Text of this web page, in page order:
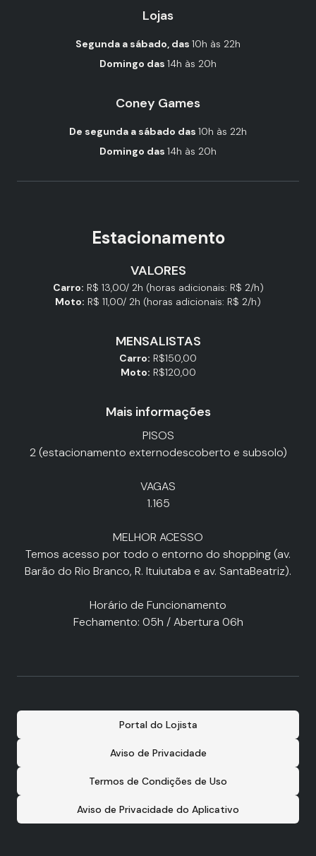
Lojas
Segunda a sábado, das 10h às 22h
Domingo das 14h às 20h
Coney Games
De segunda a sábado das 10h às 22h
Domingo das 14h às 20h
Estacionamento
VALORES
Carro: R$ 13,00/ 2h (horas adicionais: R$ 2/h)
Moto: R$ 11,00/ 2h (horas adicionais: R$ 2/h)
MENSALISTAS
Carro: R$150,00
Moto: R$120,00
Mais informações
PISOS
2 (estacionamento externodescoberto e subsolo)
VAGAS
1.165
MELHOR ACESSO
Temos acesso por todo o entorno do shopping (av.
Barão do Rio Branco, R. Ituiutaba e av. SantaBeatriz).
Horário de Funcionamento
Fechamento: 05h / Abertura 06h
Portal do Lojista
Aviso de Privacidade
Termos de Condições de Uso
Aviso de Privacidade do Aplicativo